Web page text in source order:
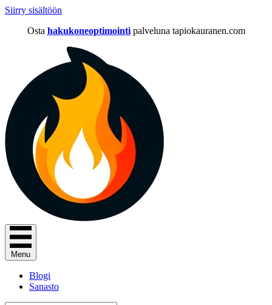
Siirry sisältöön
Osta hakukoneoptimointi palveluna tapiokauranen.com
Menu
Blogi
Sanasto